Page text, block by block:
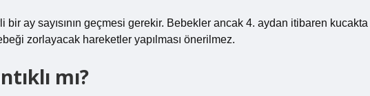
ay sayısının geçmesi gerekir. Bebekler ancak 4. aydan itibaren kucakta
zorlayacak hareketler yapılması önerilmez.
mı?